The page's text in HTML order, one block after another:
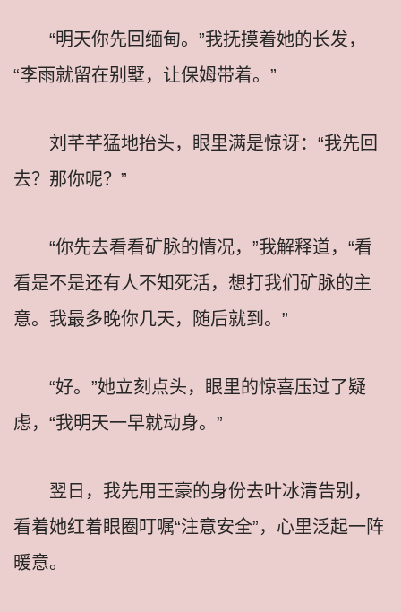
“明天你先回缅甸。”我抚摸着她的长发，
“李雨就留在别墅，让保姆带着。”
刘芊芊猛地抬头，眼里满是惊讶：“我先回
去？那你呢？”
“你先去看看矿脉的情况，”我解释道，“看
看是不是还有人不知死活，想打我们矿脉的主
意。我最多晚你几天，随后就到。”
“好。”她立刻点头，眼里的惊喜压过了疑
虑，“我明天一早就动身。”
翌日，我先用王豪的身份去叶冰清告别，
看着她红着眼圈叮嘱“注意安全”，心里泛起一阵
暖意。